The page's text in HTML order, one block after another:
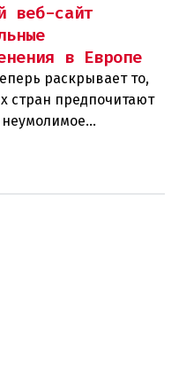
веб-сайт
в Европе
раскрывает то,
стран предпочитают
«Часы замен